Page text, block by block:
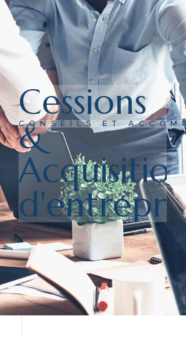
Cessions
&
CONSEILS ET